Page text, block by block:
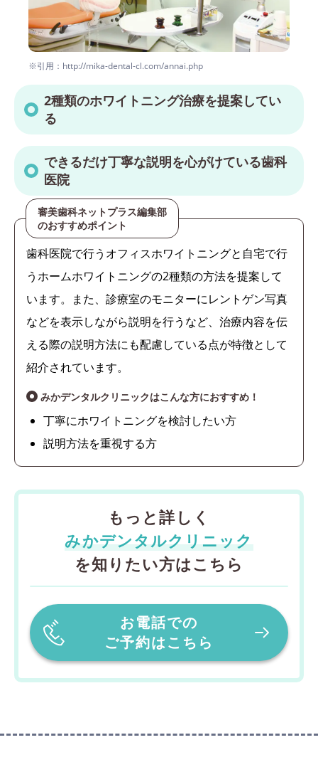
※引用：http://mika-dental-cl.com/annai.php
2種類のホワイトニング治療を提案してい
る
できるだけ丁寧な説明を心がけている歯科
医院
審美歯科ネットプラス編集部
のおすすめポイント
歯科医院で行うオフィスホワイトニングと自宅で行
うホームホワイトニングの2種類の方法を提案して
います。また、診療室のモニターにレントゲン写真
などを表示しながら説明を行うなど、治療内容を伝
える際の説明方法にも配慮している点が特徴として
紹介されています。
みかデンタルクリニックはこんな方におすすめ！
丁寧にホワイトニングを検討したい方
説明方法を重視する方
もっと詳しく
みかデンタルクリニック
を知りたい方はこちら
お電話での
ご予約はこちら